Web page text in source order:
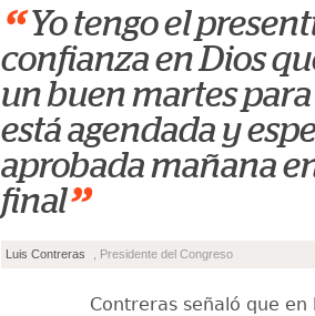
“ Yo tengo el
confianza en Dios
un buen martes
está agendada y
aprobada mañana
final”
Luis Contreras , Presidente del Congreso
Contreras señaló que